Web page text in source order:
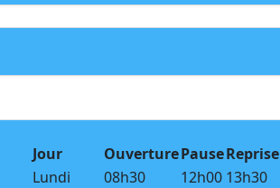
Jour OuverturePauseReprise
Lundi
08h30 12h00 13h30